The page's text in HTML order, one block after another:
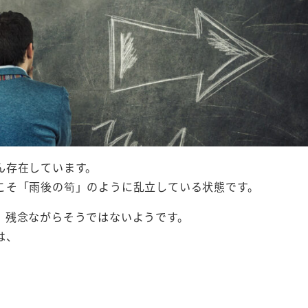
在しています。
「雨後の筍」のように乱立している状態です。
念ながらそうではないようです。